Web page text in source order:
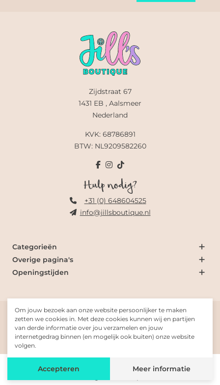
Om jouw bezoek aan onze website persoonlijker te maken
zetten we cookies in. Met deze cookies kunnen wij en partijen
van derde informatie over jou verzamelen en jouw
internetgedrag binnen (en mogelijk ook buiten) onze website
volgen.
Accepteren Meer informatie
Zijdstraat 67
1431 EB , Aalsmeer
Nederland
KVK: 68786891
BTW: NL9209582260
Hulp nodig?
+31 (0) 648604525
info@jillsboutique.nl
Categorieën
Overige pagina's
Openingstijden
© 2026 Jill's Boutique
Gemaakt met doorFresh-Dev
De waardering van www.jillsboutique.nl/ bij
WebwinkelKeur